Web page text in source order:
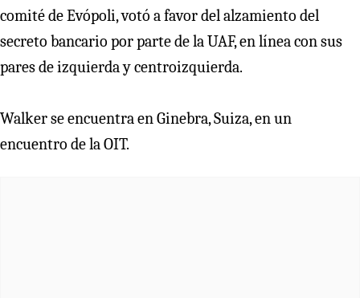
comité de Evópoli, votó a favor del alzamiento del
secreto bancario por parte de la UAF, en línea con sus
pares de izquierda y centroizquierda.
Walker se encuentra en Ginebra, Suiza, en un
encuentro de la OIT.